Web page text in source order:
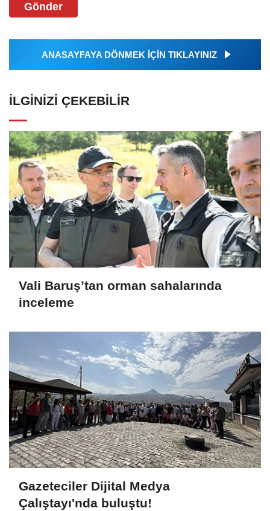
Gönder
ANASAYFAYA DÖNMEK İÇİN TIKLAYINIZ
İLGINIZI ÇEKEBILIR
Vali Baruş’tan orman sahalarında
inceleme
Gazeteciler Dijital Medya
Çalıştayı'nda buluştu!